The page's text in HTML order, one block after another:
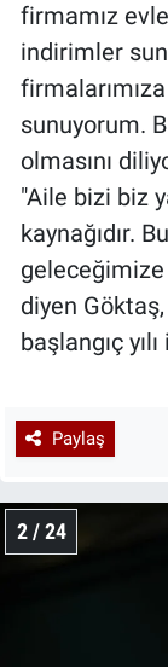
firmamız
indirimler
sunuyorum.
olmasını
"Aile bizi biz
kaynağıdır.
geleceğimize
diyen
başlangıç
Paylaş
2 / 24